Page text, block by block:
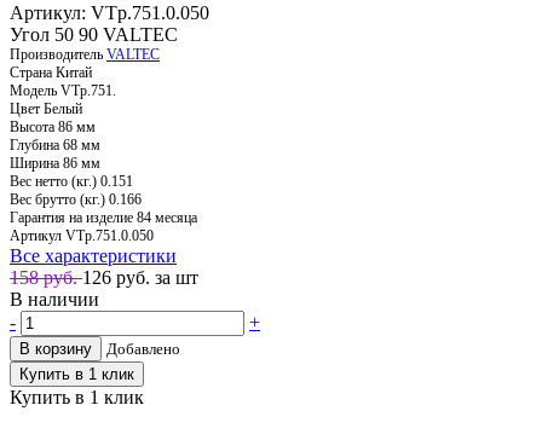
Артикул: VTp.751.0.050
Угол 50 90 VALTEC
Производитель VALTEC
Страна Китай
Модель VTp.751.
Цвет Белый
Высота 86 мм
Глубина 68 мм
Ширина 86 мм
Вес нетто (кг.) 0.151
Вес брутто (кг.) 0.166
Гарантия на изделие 84 месяца
Артикул VTp.751.0.050
Все характеристики
158 руб.126 руб. за шт
В наличии
-
+
В корзину
Добавлено
Купить в 1 клик
Купить в 1 клик